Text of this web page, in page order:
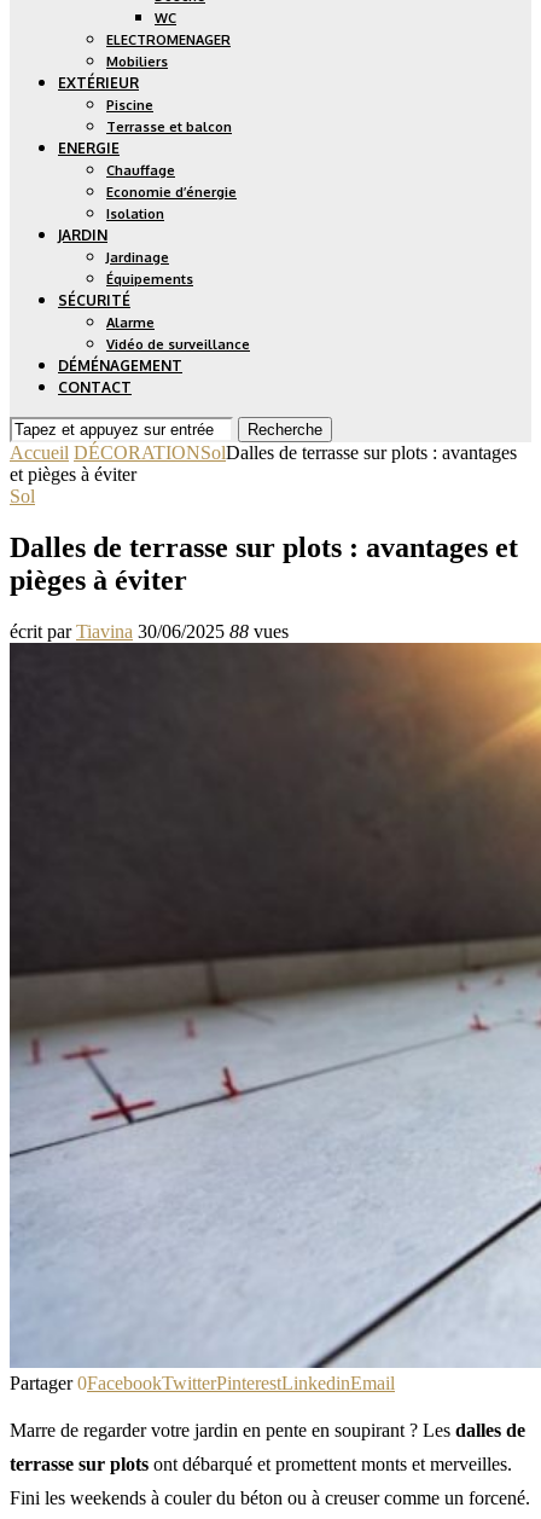
WC
ELECTROMENAGER
Mobiliers
EXTÉRIEUR
Piscine
Terrasse et balcon
ENERGIE
Chauffage
Economie d’énergie
Isolation
JARDIN
Jardinage
Équipements
SÉCURITÉ
Alarme
Vidéo de surveillance
DÉMÉNAGEMENT
CONTACT
Recherche
Accueil DÉCORATIONSolDalles de terrasse sur plots : avantages
et pièges à éviter
Sol
Dalles de terrasse sur plots : avantages et
pièges à éviter
écrit parTiavina 30/06/2025 88 vues
Partager 0FacebookTwitterPinterestLinkedinEmail
Marre de regarder votre jardin en pente en soupirant ? Les dalles de
terrasse sur plots ont débarqué et promettent monts et merveilles.
Fini les weekends à couler du béton ou à creuser comme un forcené.